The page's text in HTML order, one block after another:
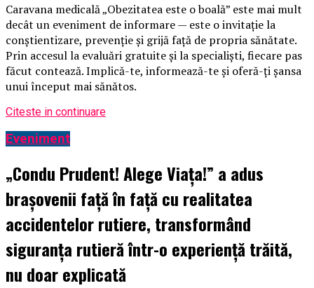
Caravana medicală „Obezitatea este o boală” este mai mult
decât un eveniment de informare — este o invitație la
conștientizare, prevenție și grijă față de propria sănătate.
Prin accesul la evaluări gratuite și la specialiști, fiecare pas
făcut contează. Implică-te, informează-te și oferă-ți șansa
unui început mai sănătos.
Citeste in continuare
Eveniment
„Condu Prudent! Alege Viața!” a adus
brașovenii față în față cu realitatea
accidentelor rutiere, transformând
siguranța rutieră într-o experiență trăită,
nu doar explicată